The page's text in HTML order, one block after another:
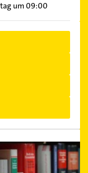
um 09:00